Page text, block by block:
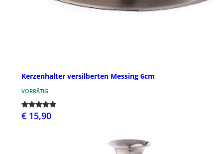
Kerzenhalter versilberten Messing 6cm
VORRÄTIG
€ 15,90